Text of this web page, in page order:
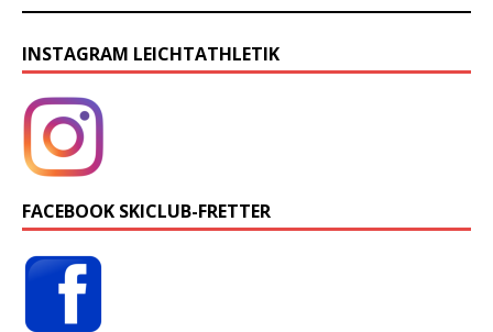
INSTAGRAM LEICHTATHLETIK
FACEBOOK SKICLUB-FRETTER